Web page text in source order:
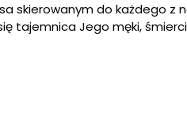
skierowanym do każdego z
tajemnica Jego męki,